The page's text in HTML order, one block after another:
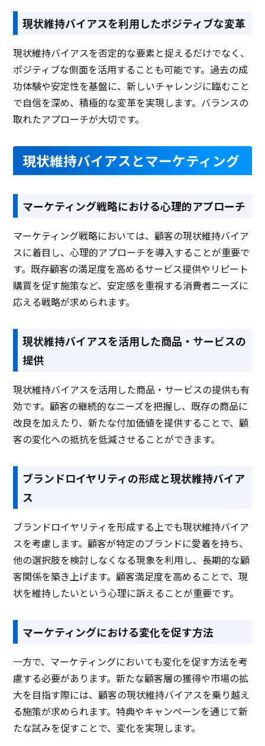
現状維持バイアスを利用したポジティブな変革
現状維持バイアスを否定的な要素と捉えるだけでなく、
ポジティブな側面を活用することも可能です。過去の成
功体験や安定性を基盤に、新しいチャレンジに臨むこと
で自信を深め、積極的な変革を実現します。バランスの
取れたアプローチが大切です。
現状維持バイアスとマーケティング
マーケティング戦略における心理的アプローチ
マーケティング戦略においては、顧客の現状維持バイア
スに着目し、心理的アプローチを導入することが重要で
す。既存顧客の満足度を高めるサービス提供やリピート
購買を促す施策など、安定感を重視する消費者ニーズに
応える戦略が求められます。
現状維持バイアスを活用した商品・サービスの
提供
現状維持バイアスを活用した商品・サービスの提供も有
効です。顧客の継続的なニーズを把握し、既存の商品に
改良を加えたり、新たな付加価値を提供することで、顧
客の変化への抵抗を低減させることができます。
ブランドロイヤリティの形成と現状維持バイア
ス
ブランドロイヤリティを形成する上でも現状維持バイア
スを考慮します。顧客が特定のブランドに愛着を持ち、
他の選択肢を検討しなくなる現象を利用し、長期的な顧
客関係を築き上げます。顧客満足度を高めることで、現
状を維持したいという心理に訴えることが重要です。
マーケティングにおける変化を促す方法
一方で、マーケティングにおいても変化を促す方法を考
慮する必要があります。新たな顧客層の獲得や市場の拡
大を目指す際には、顧客の現状維持バイアスを乗り越え
る施策が求められます。特典やキャンペーンを通じて新
たな試みを促すことで、変化を実現します。